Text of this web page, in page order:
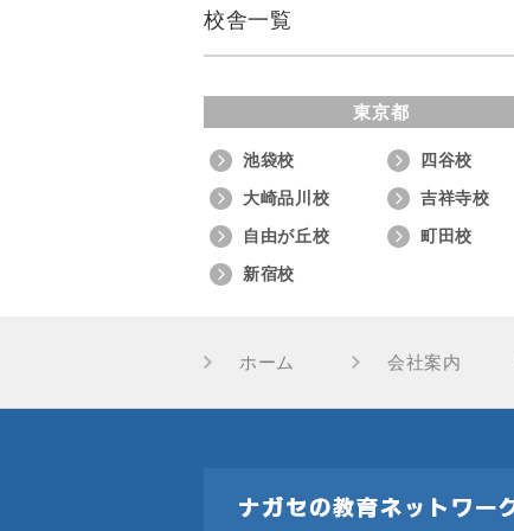
校舎一覧
東京都
池袋校
四谷校
大崎品川校
吉祥寺校
自由が丘校
町田校
新宿校
ホーム 会社案内